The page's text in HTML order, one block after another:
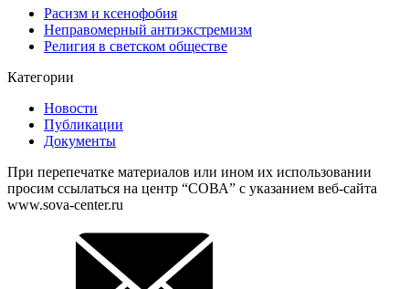
Расизм и ксенофобия
Неправомерный антиэкстремизм
Религия в светском обществе
Категории
Новости
Публикации
Документы
При перепечатке материалов или ином их использовании
просим ссылаться на центр “СОВА” с указанием веб-сайта
www.sova-center.ru